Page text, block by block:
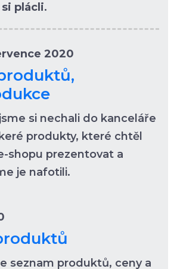
plácli.
2020
si nechali do kanceláře
produkty, které chtěl
shopu prezentovat a
je nafotili.
seznam produktů, ceny a